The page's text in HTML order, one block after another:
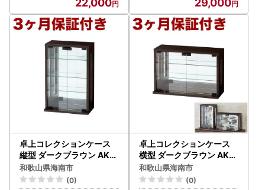
卓上コレクションケース
縦型 ダークブラウン AKU
100680302
和歌山県海南市
(0)
卓上コレクションケース
横型 ダークブラウン AKU
100661302
和歌山県海南市
(0)